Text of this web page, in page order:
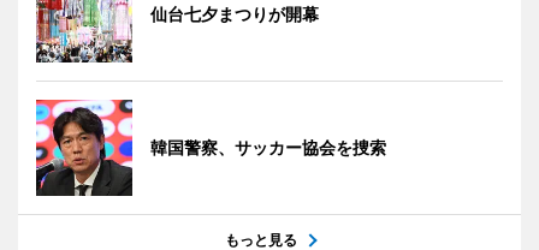
仙台七夕まつりが開幕
韓国警察、サッカー協会を捜索
もっと見る